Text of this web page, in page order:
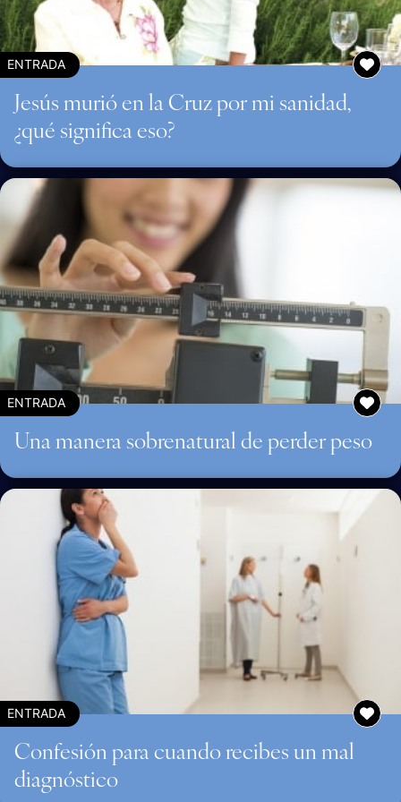
ENTRADA
Jesús murió en la Cruz por mi sanidad,
¿qué significa eso?
ENTRADA
Una manera sobrenatural de perder peso
ENTRADA
Confesión para cuando recibes un mal
diagnóstico